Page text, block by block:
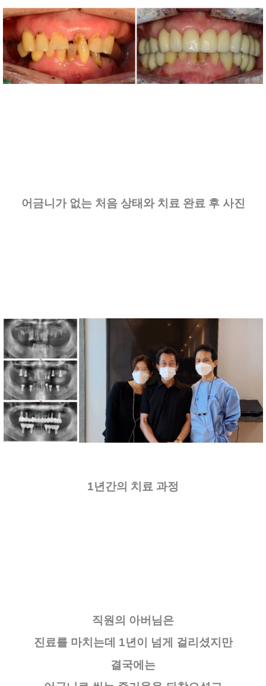
어금니가 없는 처음 상태와 치료 완료 후 사진
1년간의 치료 과정
직원의 아버님은
진료를 마치는데 1년이 넘게 걸리셨지만
결국에는